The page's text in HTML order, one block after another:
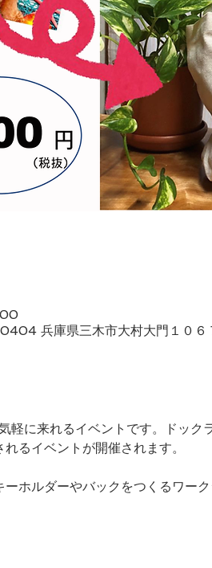
兵庫県三木市大村大門１０６
軽に来れるイベントです。ドック
るイベントが開催されます。
ホルダーやバックをつくるワーク